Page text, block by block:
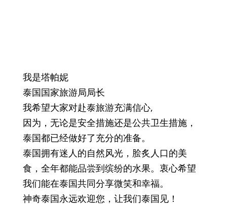
我是塔帕妮
泰国国家旅游局局长
我希望大家对赴泰旅游充满信心,
因为，无论是安全措施还是公共卫生措施，
泰国都已经做好了充分的准备。
泰国拥有迷人的自然风光，脍炙人口的美
食，全年都能品尝到缤纷的水果。衷心希望
我们能在泰国共同分享微笑和幸福。
神奇泰国永远欢迎您，让我们泰国见！